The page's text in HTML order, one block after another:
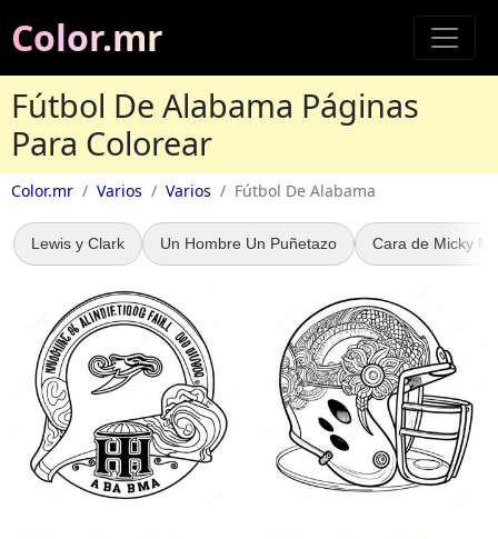
Color.mr
Fútbol De Alabama Páginas
Para Colorear
Color.mr Varios Varios Fútbol De Alabama
Lewis y Clark Un Hombre Un Puñetazo Cara de Micky